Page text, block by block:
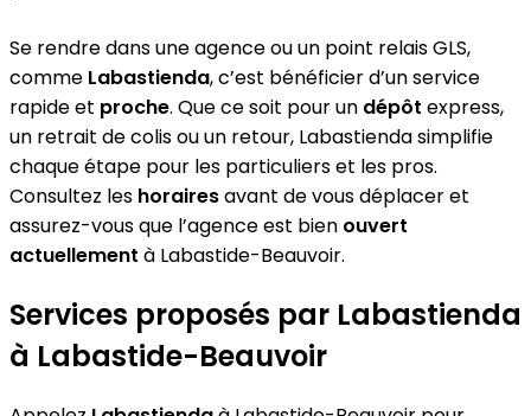
Se rendre dans une agence ou un point relais GLS,
comme Labastienda, c’est bénéficier d’un service
rapide et proche. Que ce soit pour un dépôt express,
un retrait de colis ou un retour, Labastienda simplifie
chaque étape pour les particuliers et les pros.
Consultez les horairesavant de vous déplacer et
assurez-vous que l’agence est bien ouvert
actuellement à Labastide-Beauvoir.
Services proposés par Labastienda
à Labastide-Beauvoir